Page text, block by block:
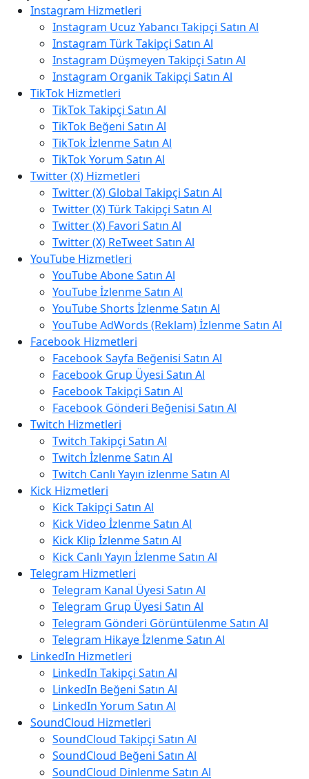
Instagram Hizmetleri
Instagram Ucuz Yabancı Takipçi Satın Al
Instagram Türk Takipçi Satın Al
Instagram Düşmeyen Takipçi Satın Al
Instagram Organik Takipçi Satın Al
TikTok Hizmetleri
TikTok Takipçi Satın Al
TikTok Beğeni Satın Al
TikTok İzlenme Satın Al
TikTok Yorum Satın Al
Twitter (X) Hizmetleri
Twitter (X) Global Takipçi Satın Al
Twitter (X) Türk Takipçi Satın Al
Twitter (X) Favori Satın Al
Twitter (X) ReTweet Satın Al
YouTube Hizmetleri
YouTube Abone Satın Al
YouTube İzlenme Satın Al
YouTube Shorts İzlenme Satın Al
YouTube AdWords (Reklam) İzlenme Satın Al
Facebook Hizmetleri
Facebook Sayfa Beğenisi Satın Al
Facebook Grup Üyesi Satın Al
Facebook Takipçi Satın Al
Facebook Gönderi Beğenisi Satın Al
Twitch Hizmetleri
Twitch Takipçi Satın Al
Twitch İzlenme Satın Al
Twitch Canlı Yayın izlenme Satın Al
Kick Hizmetleri
Kick Takipçi Satın Al
Kick Video İzlenme Satın Al
Kick Klip İzlenme Satın Al
Kick Canlı Yayın İzlenme Satın Al
Telegram Hizmetleri
Telegram Kanal Üyesi Satın Al
Telegram Grup Üyesi Satın Al
Telegram Gönderi Görüntülenme Satın Al
Telegram Hikaye İzlenme Satın Al
LinkedIn Hizmetleri
LinkedIn Takipçi Satın Al
LinkedIn Beğeni Satın Al
LinkedIn Yorum Satın Al
SoundCloud Hizmetleri
SoundCloud Takipçi Satın Al
SoundCloud Beğeni Satın Al
SoundCloud Dinlenme Satın Al